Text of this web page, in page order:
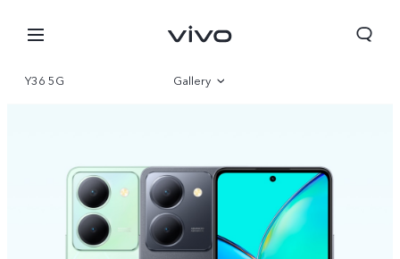
Y36 5G Gallery
Parameter